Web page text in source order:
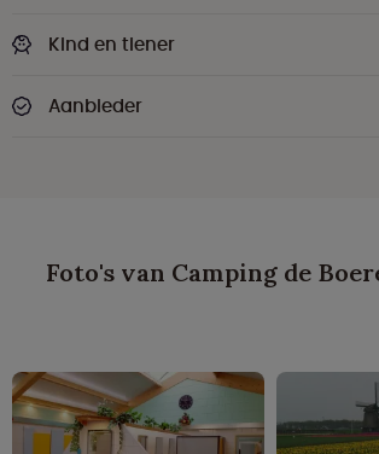
Kind en tiener
Aanbieder
Foto's van Camping de